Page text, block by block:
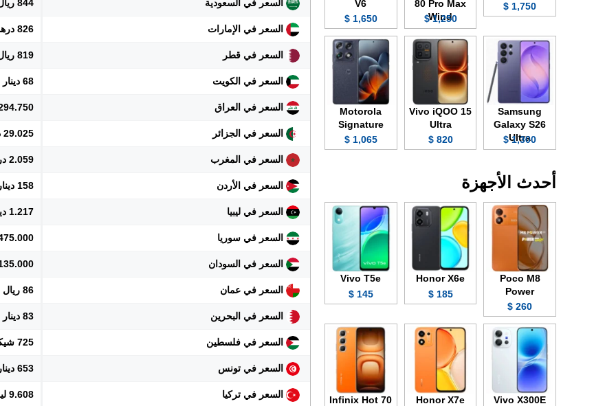
السعر في السعودية 844 ريال
السعر في الإمارات 826 درهم
السعر في قطر 819 ريال
السعر في الكويت 68 دينار
السعر في العراق 294.750
السعر في الجزائر 29.025 دينار
السعر في المغرب 2.059 درهم
السعر في الأردن 158 دينار
السعر في ليبيا 1.217 دينار
السعر في سوريا 2.475.000
السعر في السودان 135.000
السعر في عمان 86 ريال
السعر في البحرين 83 دينار
السعر في فلسطين 725 شيكل
السعر في تونس 653 دينار
السعر في تركيا 9.608 ليرة
1,750 $
80 Pro Max
Wind
1,250 $
V6
1,650 $
Samsung
Galaxy S26
Ultra
1,300 $
Vivo iQOO 15
Ultra
820 $
Motorola
Signature
1,065 $
أحدث الأجهزة
Poco M8
Power
260 $
Honor X6e
185 $
Vivo T5e
145 $
Vivo X300E
Honor X7e
Infinix Hot 70